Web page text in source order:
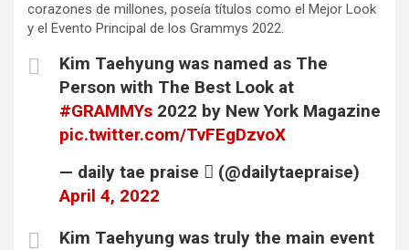
corazones de millones, poseía títulos como el Mejor Look
y el Evento Principal de los Grammys 2022.
Kim Taehyung was named as The
Person with The Best Look at
#GRAMMYs 2022 by New York Magazine
pic.twitter.com/TvFEgDzvoX
— daily tae praise  (@dailytaepraise)
April 4, 2022
Kim Taehyung was truly the main event